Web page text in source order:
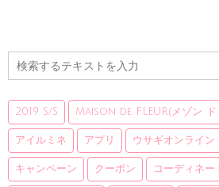
2019 S/S Maison de FLEUR(メゾン ド
アイルミネ アプリ ウサギオンライン
キャンペーン クーポン コーディネー